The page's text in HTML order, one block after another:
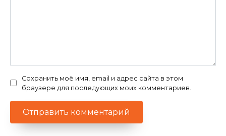
Сохранить моё имя, email и адрес сайта в этом
браузере для последующих моих комментариев.